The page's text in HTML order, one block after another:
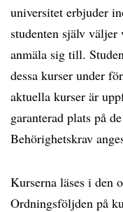
universitet erbjuder
studenten själv väljer
anmäla sig till.
dessa kurser under
aktuella kurser är
garanterad plats på
Behörighetskrav
Kurserna läses i den
Ordningsföljden på